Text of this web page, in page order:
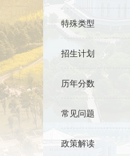
特殊类型
招生计划
历年分数
常见问题
政策解读